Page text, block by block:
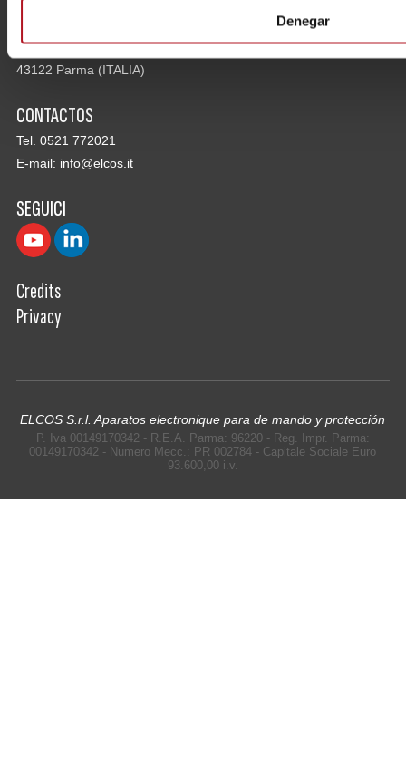
Denegar
Via Arandora Star 28/a
43122 Parma (ITALIA)
CONTACTOS
Tel. 0521 772021
E-mail: info@elcos.it
SEGUICI
Credits
Privacy
ELCOS S.r.l. Aparatos electronique para de mando y protección
P. Iva 00149170342 - R.E.A. Parma: 96220 - Reg. Impr. Parma:
00149170342 - Numero Mecc.: PR 002784 - Capitale Sociale Euro
93.600,00 i.v.